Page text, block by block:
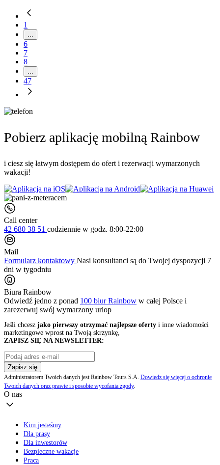
1
...
6
7
8
...
47
Pobierz aplikację mobilną Rainbow
i ciesz się łatwym dostępem do ofert i rezerwacji wymarzonych
wakacji!
Call center
42 680 38 51 codziennie w godz. 8:00-22:00
Mail
Formularz kontaktowy Nasi konsultanci są do Twojej dyspozycji 7
dni w tygodniu
Biura Rainbow
Odwiedź jedno z ponad 100 biur Rainbow w całej Polsce i
zarezerwuj swój wymarzony urlop
Jeśli chcesz jako pierwszy otrzymać najlepsze oferty i inne wiadomości
marketingowe wprost na Twoją skrzynkę,
ZAPISZ SIĘ NA NEWSLETTER:
Zapisz się
Administratorem Twoich danych jest Rainbow Tours S.A. Dowiedz się więcej o ochronie
Twoich danych oraz prawie i sposobie wycofania zgody.
O nas
Kim jesteśmy
Dla prasy
Dla inwestorów
Bezpieczne wakacje
Praca